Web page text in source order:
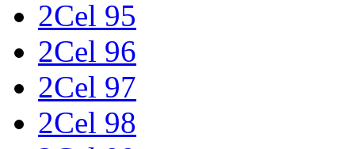
2Cel 95
2Cel 96
2Cel 97
2Cel 98